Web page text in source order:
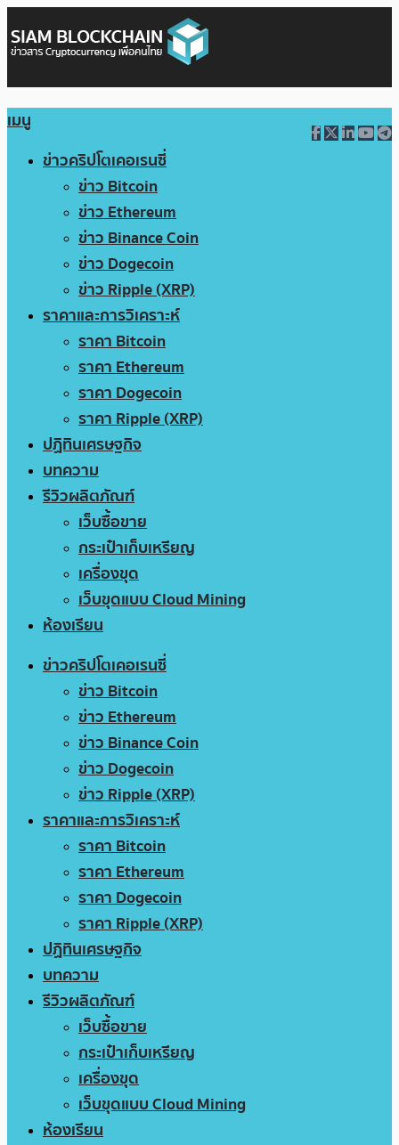
เมนู
ข่าวคริปโตเคอเรนซี่
ข่าว Bitcoin
ข่าว Ethereum
ข่าว Binance Coin
ข่าว Dogecoin
ข่าว Ripple (XRP)
ราคาและการวิเคราะห์
ราคา Bitcoin
ราคา Ethereum
ราคา Dogecoin
ราคา Ripple (XRP)
ปฏิทินเศรษฐกิจ
บทความ
รีวิวผลิตภัณฑ์
เว็บซื้อขาย
กระเป๋าเก็บเหรียญ
เครื่องขุด
เว็บขุดแบบ Cloud Mining
ห้องเรียน
ข่าวคริปโตเคอเรนซี่
ข่าว Bitcoin
ข่าว Ethereum
ข่าว Binance Coin
ข่าว Dogecoin
ข่าว Ripple (XRP)
ราคาและการวิเคราะห์
ราคา Bitcoin
ราคา Ethereum
ราคา Dogecoin
ราคา Ripple (XRP)
ปฏิทินเศรษฐกิจ
บทความ
รีวิวผลิตภัณฑ์
เว็บซื้อขาย
กระเป๋าเก็บเหรียญ
เครื่องขุด
เว็บขุดแบบ Cloud Mining
ห้องเรียน